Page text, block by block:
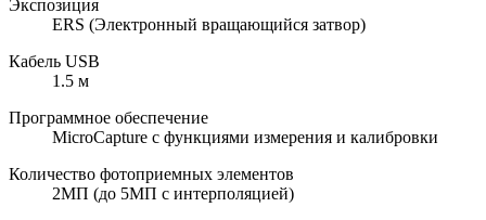
Экспозиция
ERS (Электронный вращающийся затвор)
Кабель USB
1.5 м
Программное обеспечение
MicroCapture с функциями измерения и калибровки
Количество фотоприемных элементов
2МП (до 5МП с интерполяцией)